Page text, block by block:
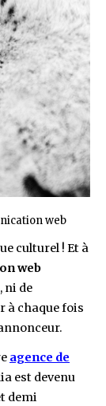
web
culturel ! Et à
web
ni de
à chaque fois
agence de
est devenu
demi